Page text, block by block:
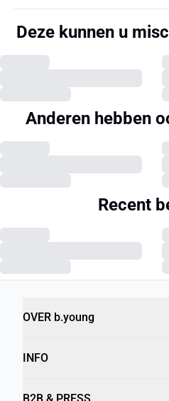
Deze kunnen u
Anderen hebben
Recent
OVER b.young
INFO